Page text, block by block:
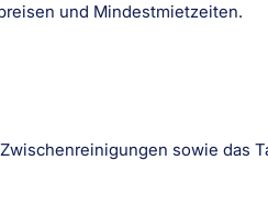
und Mindestmietzeiten.
sowie das